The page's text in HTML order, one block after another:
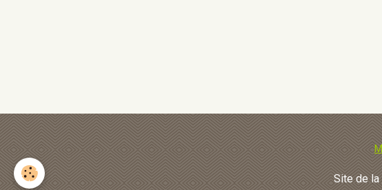
Site de